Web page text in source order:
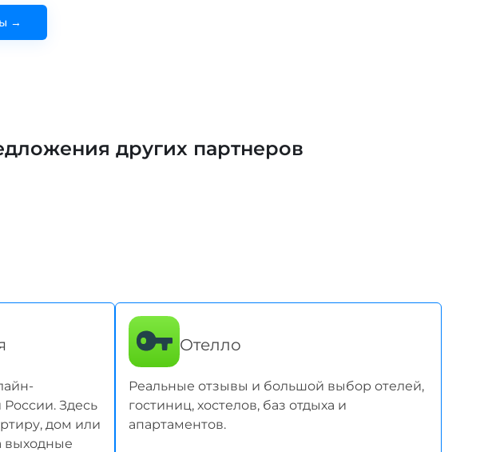
→
других партнеров
Здесь
дом или
выходные
Отелло
Реальные отзывы и большой выбор отелей,
гостиниц, хостелов, баз отдыха и
апартаментов.